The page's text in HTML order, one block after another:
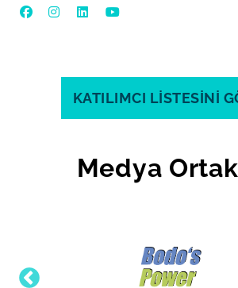
KATILIMCI LİSTESİNİ
Medya